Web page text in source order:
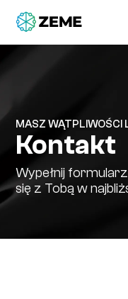
MASZ WĄTPLIWOŚCI
Kontakt
Wypełnij
się z Tobą w